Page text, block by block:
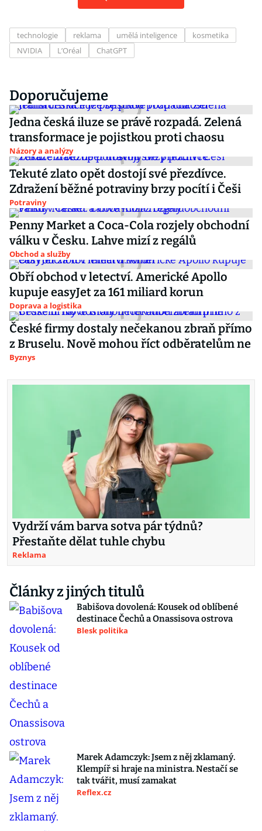
technologie reklama umělá inteligence
kosmetika
NVIDIA
L’Oréal ChatGPT
Doporučujeme
Jedna česká iluze se právě rozpadá. Zelená
transformace je pojistkou proti chaosu
Názory a analýzy
Tekuté zlato opět dostojí své přezdívce.
Zdražení běžné potraviny brzy pocítí i Češi
Potraviny
Penny Market a Coca-Cola rozjely obchodní
válku v Česku. Lahve mizí z regálů
Obchod a služby
Obří obchod v letectví. Americké Apollo
kupuje easyJet za 161 miliard korun
Doprava a logistika
České firmy dostaly nečekanou zbraň přímo
z Bruselu. Nově mohou říct odběratelům ne
Byznys
Vydrží vám barva sotva pár týdnů?
Přestaňte dělat tuhle chybu
Reklama
Články z jiných titulů
Babišova dovolená: Kousek od oblíbené
destinace Čechů a Onassisova ostrova
Blesk politika
Marek Adamczyk: Jsem z něj zklamaný.
Klempíř si hraje na ministra. Nestačí se
tak tvářit, musí zamakat
Reflex.cz